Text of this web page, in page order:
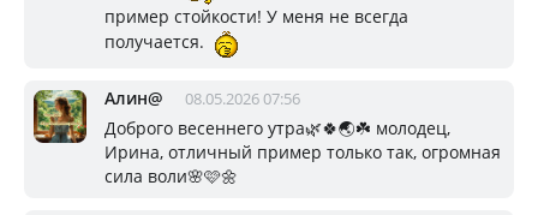
пример стойкости! У меня не всегда
получается.
Алин@ 08.05.2026 07:56
Доброго весеннего утра🌿🍀🌏☘️ молодец,
Ирина, отличный пример только так, огромная
сила воли🌸🩷🌼